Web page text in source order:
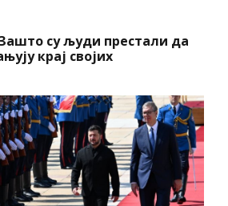
су људи престали да
крај својих